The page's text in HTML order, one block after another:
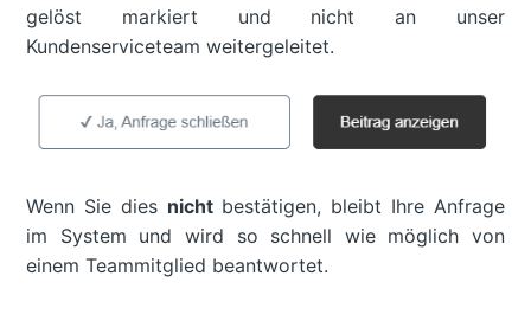
gelöst markiert und nicht an unser
Kundenserviceteam weitergeleitet.
Wenn Sie dies nicht bestätigen, bleibt Ihre Anfrage
im System und wird so schnell wie möglich von
einem Teammitglied beantwortet.